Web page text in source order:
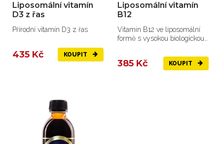
Liposomální vitamín
D3 z řas
Přírodní vitamín D3 z řas
435 Kč KOUPIT
Liposomální vitamín
B12
Vitamin B12 ve liposomální
formě s vysokou biologickou
385 Kč KOUPIT